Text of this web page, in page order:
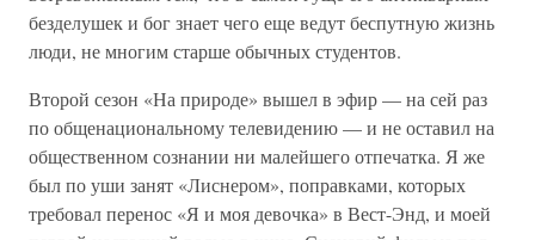
безделушек и бог знает чего еще ведут беспутную жизнь
люди, не многим старше обычных студентов.
Второй сезон «На природе» вышел в эфир — на сей раз
по общенациональному телевидению — и не оставил на
общественном сознании ни малейшего отпечатка. Я же
был по уши занят «Лиснером», поправками, которых
требовал перенос «Я и моя девочка» в Вест-Энд, и моей